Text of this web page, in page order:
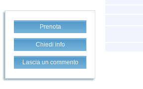
Prenota
Chiedi info
Lascia un commento